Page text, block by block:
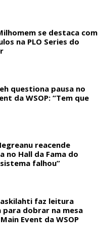
se destaca com
na PLO Series do
questiona pausa no
da WSOP: “Tem que
reacende
no Hall da Fama do
falhou”
faz leitura
dobrar na mesa
Event da WSOP